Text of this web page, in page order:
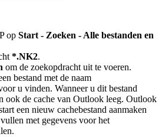
op Start - Zoeken - Alle bestanden en
*.NK2.
om de zoekopdracht uit te voeren.
bestand met de naam
u vinden. Wanneer u dit bestand
ook de cache van Outlook leeg. Outlook
een nieuw cachebestand aanmaken
met gegevens voor het